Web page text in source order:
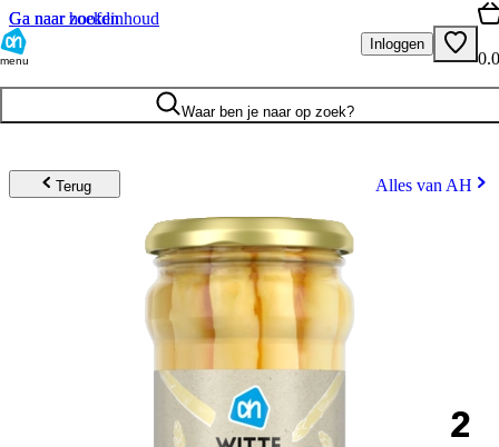
Ga naar hoofdinhoud
Ga naar zoeken
menu
Inloggen
Waar ben je naar op zoek?
Terug Alles van AH
2